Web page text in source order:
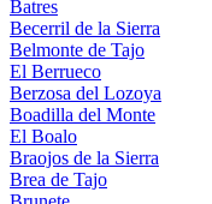
Batres
Becerril de la Sierra
Belmonte de Tajo
El Berrueco
Berzosa del Lozoya
Boadilla del Monte
El Boalo
Braojos de la Sierra
Brea de Tajo